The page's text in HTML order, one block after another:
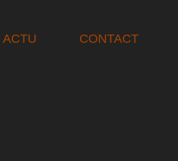
CONTACT
ACTU